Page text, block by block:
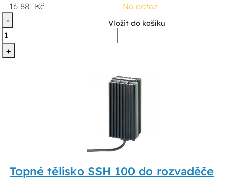
16 881 Kč
Na dotaz
-
+
Vložit do košíku
Topné tělísko SSH 100 do rozvaděče